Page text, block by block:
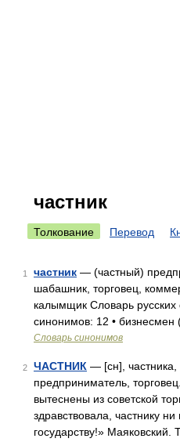
частник
Толкование Перевод
1 частник — (частный)
шабашник, торговец,
калымщик Словарь
синонимов: 12 • бизнесмен
Словарь синонимов
2 ЧАСТНИК — [сн],
предприниматель,
вытеснены из советской
здравствовала, частнику
государству!» Маяковский.